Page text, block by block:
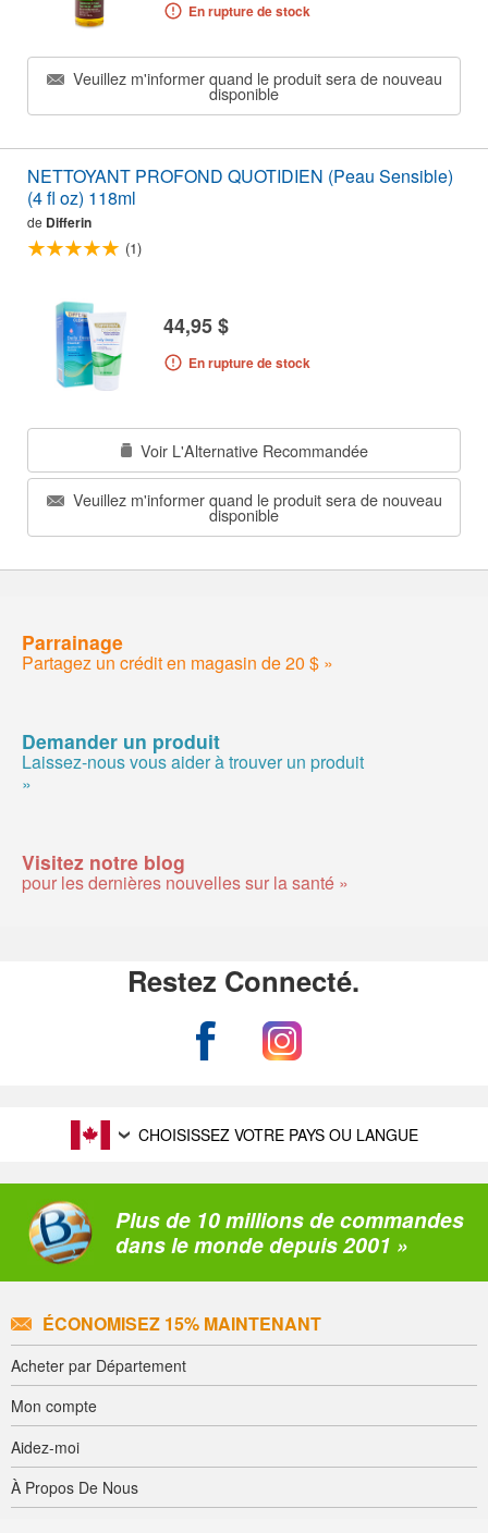
En rupture de stock
Veuillez m'informer quand le produit sera de nouveau
disponible
NETTOYANT PROFOND QUOTIDIEN (Peau Sensible)
(4 fl oz) 118ml
de Differin
(1)
44,95 $
En rupture de stock
Voir L'Alternative Recommandée
Veuillez m'informer quand le produit sera de nouveau
disponible
Parrainage
Partagez un crédit en magasin de 20 $ »
Demander un produit
Laissez-nous vous aider à trouver un produit
»
Visitez notre blog
pour les dernières nouvelles sur la santé »
Restez Connecté.
CHOISISSEZ VOTRE PAYS OU LANGUE
Plus de 10 millions de commandes
dans le monde depuis 2001 »
ÉCONOMISEZ 15% MAINTENANT
Acheter par Département
Mon compte
Aidez-moi
À Propos De Nous